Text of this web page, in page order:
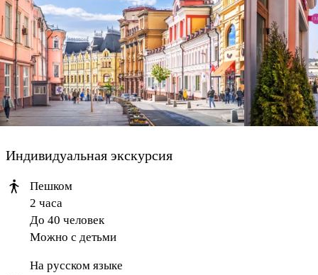
Индивидуальная экскурсия
Пешком
2 часа
До 40 человек
Можно с детьми
На русском языке